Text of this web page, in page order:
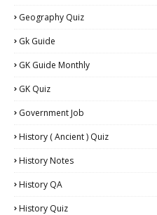
Geography Quiz
Gk Guide
GK Guide Monthly
GK Quiz
Government Job
History ( Ancient ) Quiz
History Notes
History QA
History Quiz